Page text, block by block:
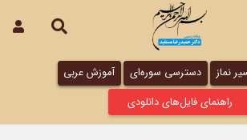
نماز دسترسی سوره‌ای
آموزش عربی
راهنمای فایل‌های دانلودی